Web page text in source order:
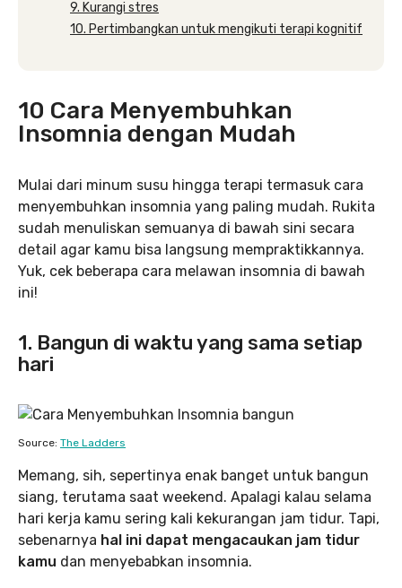
9. Kurangi stres
10. Pertimbangkan untuk mengikuti terapi kognitif
10 Cara Menyembuhkan
Insomnia dengan Mudah
Mulai dari minum susu hingga terapi termasuk cara
menyembuhkan insomnia yang paling mudah. Rukita
sudah menuliskan semuanya di bawah sini secara
detail agar kamu bisa langsung mempraktikkannya.
Yuk, cek beberapa cara melawan insomnia di bawah
ini!
1. Bangun di waktu yang sama setiap
hari
Source: The Ladders
Memang, sih, sepertinya enak banget untuk bangun
siang, terutama saat weekend. Apalagi kalau selama
hari kerja kamu sering kali kekurangan jam tidur. Tapi,
sebenarnya hal ini dapat mengacaukan jam tidur
kamu dan menyebabkan insomnia.